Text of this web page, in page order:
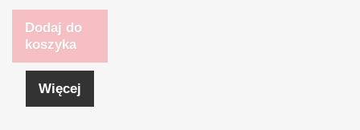
Dodaj do
koszyka
Więcej